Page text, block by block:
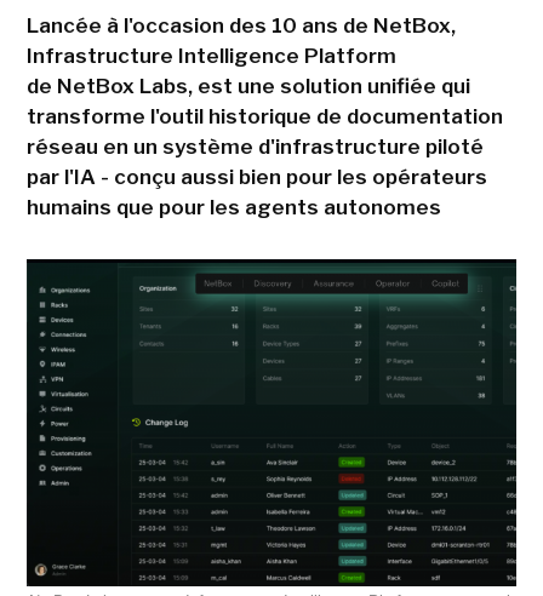
Lancée à l'occasion des 10 ans de NetBox,
Infrastructure Intelligence Platform
de NetBox Labs, est une solution unifiée qui
transforme l'outil historique de documentation
réseau en un système d'infrastructure piloté
par l'IA - conçu aussi bien pour les opérateurs
humains que pour les agents autonomes